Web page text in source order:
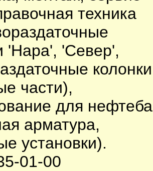
техника
'Нара', 'Север',
части),
для
арматура,
установки).
01-00